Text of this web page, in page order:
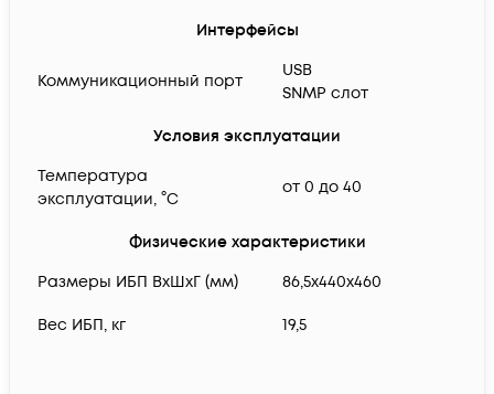
Интерфейсы
Коммуникационный порт
USB
SNMP слот
Условия эксплуатации
Температура
эксплуатации, °C
от 0 до 40
Физические характеристики
Размеры ИБП ВхШхГ (мм)
86,5x440x460
Вес ИБП, кг 19,5